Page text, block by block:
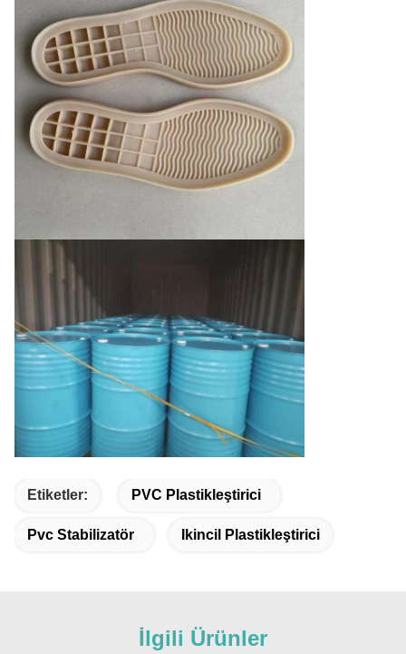
Etiketler: PVC Plastikleştirici
Pvc Stabilizatör Ikincil Plastikleştirici
İlgili Ürünler